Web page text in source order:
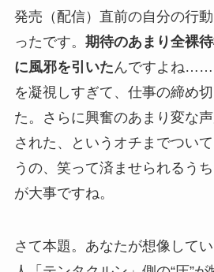
発売（配信）直前の自分の行
ったです。 期待のあまり全裸
に風邪を引いたんですよね……
を凝視しすぎて、仕事の締め
た。さらに興奮のあまり変な
された、というオチまでつい
うの、笑って済ませられるう
が大事ですね。
さて本題。あなたが想像して